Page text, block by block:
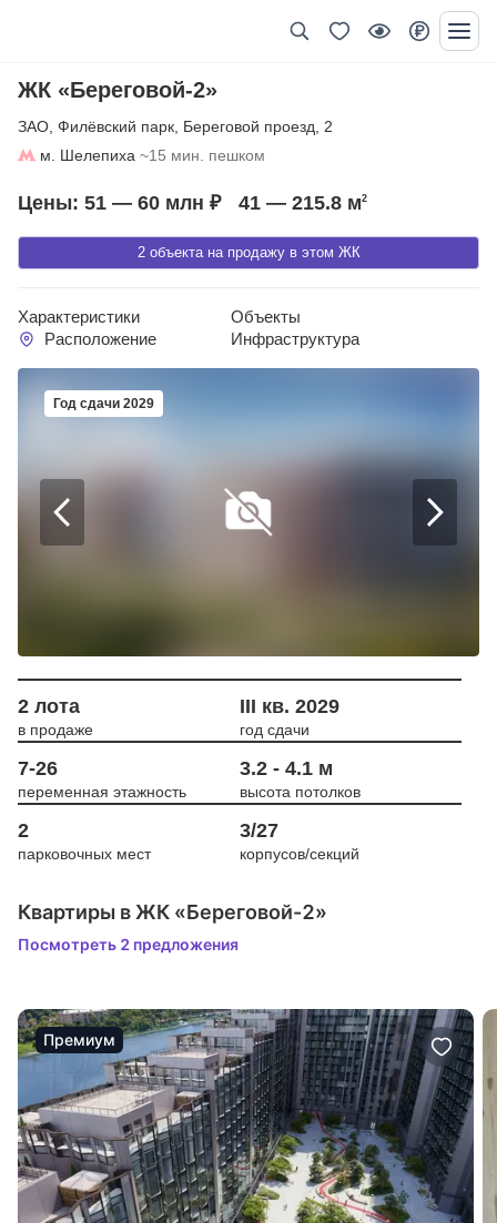
ЖК «Береговой-2»
ЗАО Филёвский парк Береговой проезд
2
м. Шелепиха ~15 мин. пешком
2 объекта на продажу в этом ЖК
Цены: 51 — 60 млн ₽ 41 — 215.8 м2
Характеристики
Объекты
Расположение
Инфраструктура
Год сдачи 2029
2 лота
в продаже
III кв. 2029
год сдачи
7-26
переменная этажность
3.2 - 4.1 м
высота потолков
2
парковочных мест
3/27
корпусов/секций
Квартиры в ЖК «Береговой-2»
Посмотреть 2 предложения
Премиум